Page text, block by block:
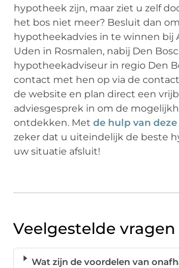
hypotheek zijn, maar ziet u zelf
het bos niet meer? Besluit dan
hypotheekadvies in te winnen bij
Uden in Rosmalen, nabij Den
hypotheekadviseur in regio Den
contact met hen op via de
de website en plan direct een
adviesgesprek in om de
ontdekken. Metde hulp van
zeker dat u uiteindelijk de beste
uw situatie afsluit!
Veelgestelde vragen
Wat zijn de voordelen van